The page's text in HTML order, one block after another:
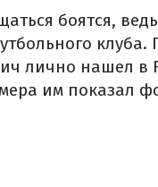
боятся,
лично нашел в
им показал